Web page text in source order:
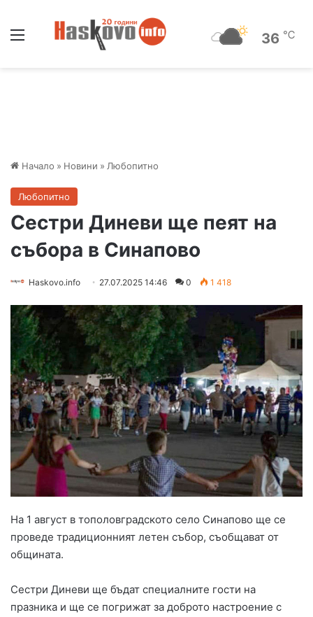
36 ℃
Начало » Новини » Любопитно
Любопитно
Сестри Диневи ще пеят на
събора в Синапово
Haskovo.info 27.07.2025 14:46 0 1 418
На 1 август в тополовградското село Синапово ще се
проведе традиционният летен събор, съобщават от
общината.
Сестри Диневи ще бъдат специалните гости на
празника и ще се погрижат за доброто настроение с